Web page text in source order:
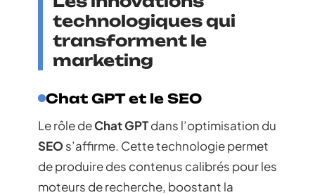
technologiques qui
transforment le
marketing
Chat GPT et le SEO
Le rôle deChat GPTdans l’optimisation du
SEO s’affirme. Cette technologie permet
de produire des contenus calibrés pour les
moteurs de recherche, boostant la